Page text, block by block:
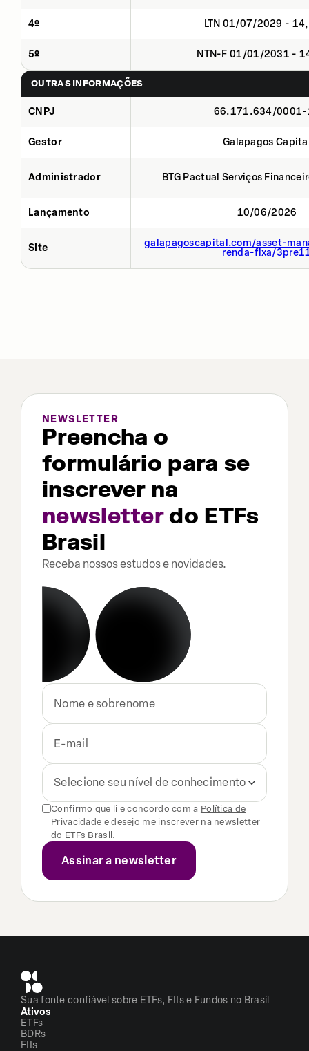
4º LTN 01/07/2029 -
5º NTN-F 01/01/2031 -
OUTRAS INFORMAÇÕES
CNPJ 66.171.634/0001-
Gestor Galapagos
Administrador BTG Pactual Serviços
Lançamento 10/06/2026
Site
galapagoscapital.com/asset-
renda-fixa/
NEWSLETTER
Preencha o
formulário para se
inscrever na
newsletterdo ETFs
Brasil
Receba nossos estudos e novidades.
Selecione seu nível de conhecimento
Confirmo que li e concordo com a Política de
Privacidade e desejo me inscrever na newsletter
do ETFs Brasil.
Sua fonte confiável sobre ETFs, FIIs e Fundos no Brasil
Ativos
ETFs
BDRs
FIIs